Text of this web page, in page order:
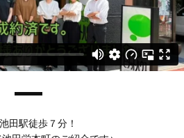
田駅徒歩７分！